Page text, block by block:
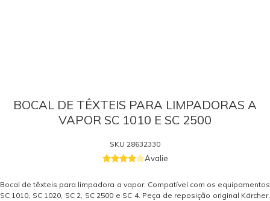
BOCAL DE TÊXTEIS PARA LIMPADORAS A
VAPOR SC 1010 E SC 2500
SKU 28632330
Avalie
Bocal de têxteis para limpadora a vapor. Compatível com os equipamentos
SC 1010, SC 1020, SC 2, SC 2500 e SC 4. Peça de reposição original Kärcher.